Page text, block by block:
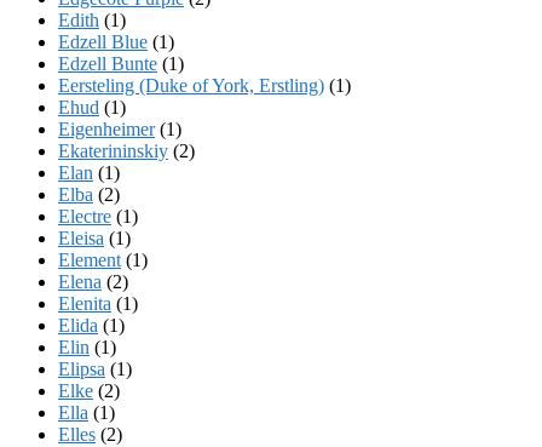
Edith (1)
Edzell Blue (1)
Edzell Bunte (1)
Eersteling (Duke of York, Erstling) (1)
Ehud (1)
Eigenheimer(1)
Ekaterininskiy (2)
Elan (1)
Elba (2)
Electre (1)
Eleisa (1)
Element (1)
Elena (2)
Elenita (1)
Elida (1)
Elin (1)
Elipsa (1)
Elke (2)
Ella (1)
Elles (2)